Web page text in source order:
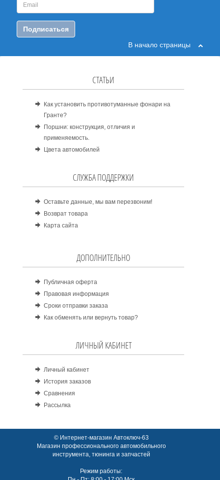
Подписаться
В начало страницы
СТАТЬИ
Как установить противотуманные фонари на
Гранте?
Поршни: конструкция, отличия и
применяемость.
Цвета автомобилей
СЛУЖБА ПОДДЕРЖКИ
Оставьте данные, мы вам перезвоним!
Возврат товара
Карта сайта
ДОПОЛНИТЕЛЬНО
Публичная оферта
Правовая информация
Сроки отправки заказа
Как обменять или вернуть товар?
ЛИЧНЫЙ КАБИНЕТ
Личный кабинет
История заказов
Сравнения
Рассылка
© Интернет-магазин Автоключ-63
Магазин профессионального автомобильного
инструмента, тюнинга и запчастей
Режим работы: